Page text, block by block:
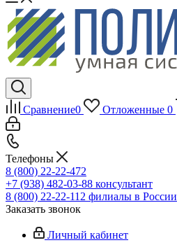
Сравнение0 Отложенные 0
Телефоны
8 (800) 22-22-472
+7 (938) 482-03-88 консультант
8 (800) 22-22-112 филиалы в России
Заказать звонок
Личный кабинет